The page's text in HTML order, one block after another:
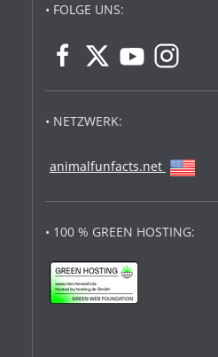
• FOLGE UNS:
• NETZWERK:
animalfunfacts.net
• 100 % GREEN HOSTING: